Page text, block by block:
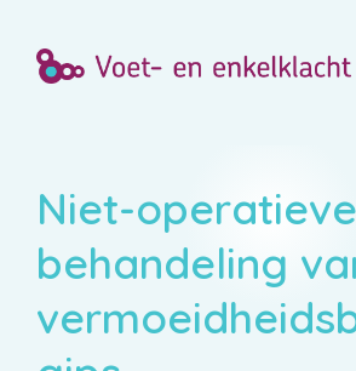
Niet-operatieve
behandeling